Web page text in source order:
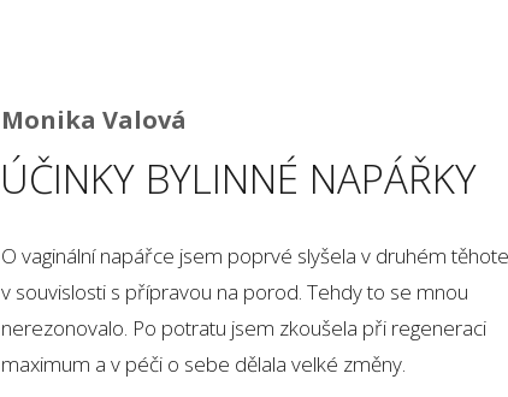
Monika Valová
ÚČINKY BYLINNÉ NAPÁŘKY
O vaginální napářce jsem poprvé slyšela v druhém
v souvislosti s přípravou na porod. Tehdy to se mnou
nerezonovalo. Po potratu jsem zkoušela při regeneraci
maximum a v péči o sebe dělala velké změny.